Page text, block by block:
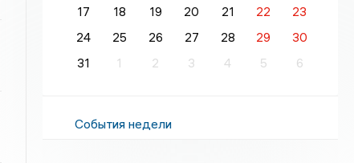
17
18 19 20 21 22
23
24
25 26 27 28 29
30
31
1 2 3 4 5 6
События недели